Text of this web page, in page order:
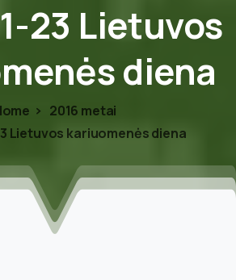
23 Lietuvos
diena
2016 metai
Lietuvos kariuomenės diena